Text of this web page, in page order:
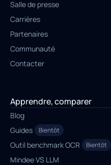
Salle de presse
Carrières
Partenaires
Communauté
Contacter
Apprendre, comparer
Blog
Guides
Bientôt
Outil benchmark OCR Bientôt
Mindee VS LLM